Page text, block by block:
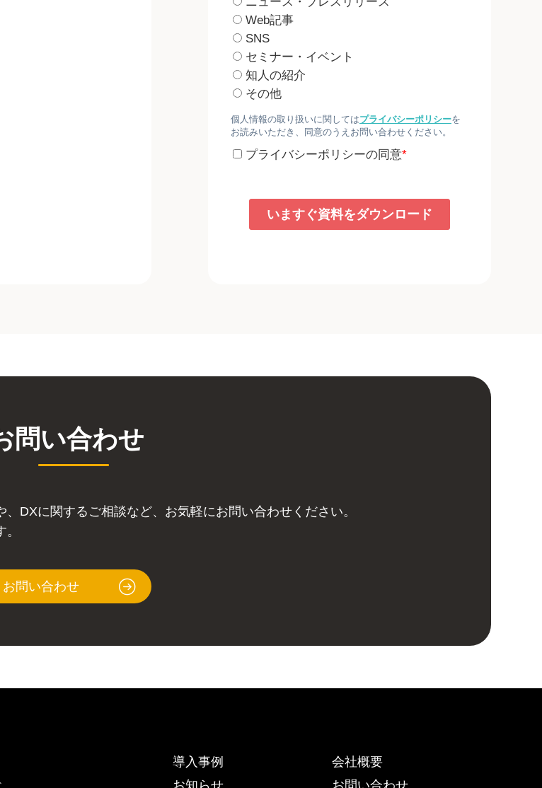
問い合わせ
DXに関するご相談など、お気軽にお問い合わせください。
お問い合わせ
導入事例
お知らせ
会社概要
お問い合わせ